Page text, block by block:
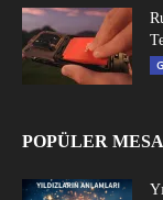
POPÜLER